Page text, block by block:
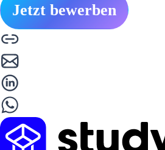
Jetzt bewerben